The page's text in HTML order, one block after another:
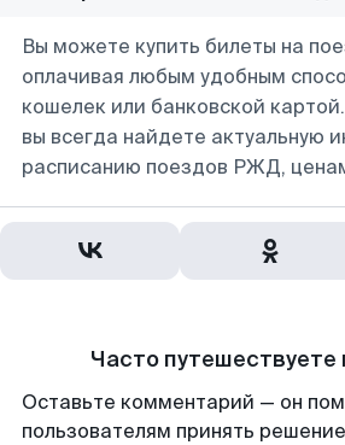
Вы можете купить билеты на
оплачивая любым удобным
кошелек или банковской
вы всегда найдете актуальную
расписанию поездов РЖД,
Часто путешествуете
Оставьте комментарий — он
пользователям принять решение